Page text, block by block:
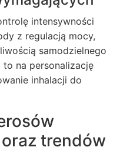
intensywności
z regulacją mocy,
samodzielnego
to na personalizację
inhalacji do
trendów